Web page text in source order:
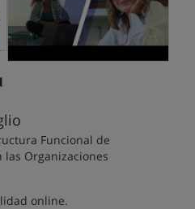
Funcional de
Organizaciones
online.